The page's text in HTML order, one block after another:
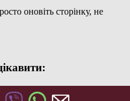
оновіть сторінку, не